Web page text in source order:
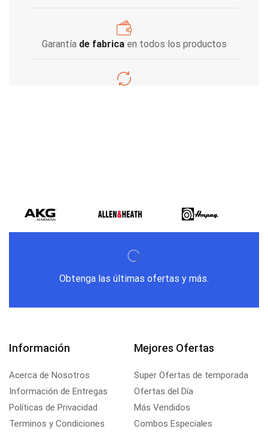
Garantía de fabricaen todos los productos
Obtenga las últimas ofertas y más.
Información
Acerca de Nosotros
Información de Entregas
Políticas de Privacidad
Terminos y Condiciones
Mejores Ofertas
Super Ofertas de temporada
Ofertas del Día
Más Vendidos
Combos Especiales